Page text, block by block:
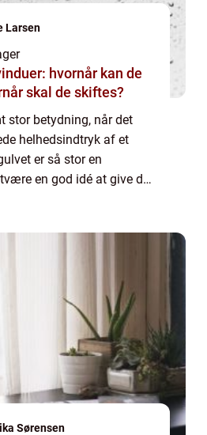
Larsen
hvornår kan de
skal de skiftes?
stor betydning, når det
helhedsindtryk af et
er så stor en
en god idé at give det
Sørensen